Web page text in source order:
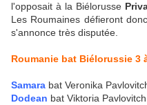
l'opposait à la Biélorusse
Les Roumaines défieront
s'annonce très disputée.
Roumanie bat Biélorussie 3
Samara bat Veronika
Dodean bat Viktoria